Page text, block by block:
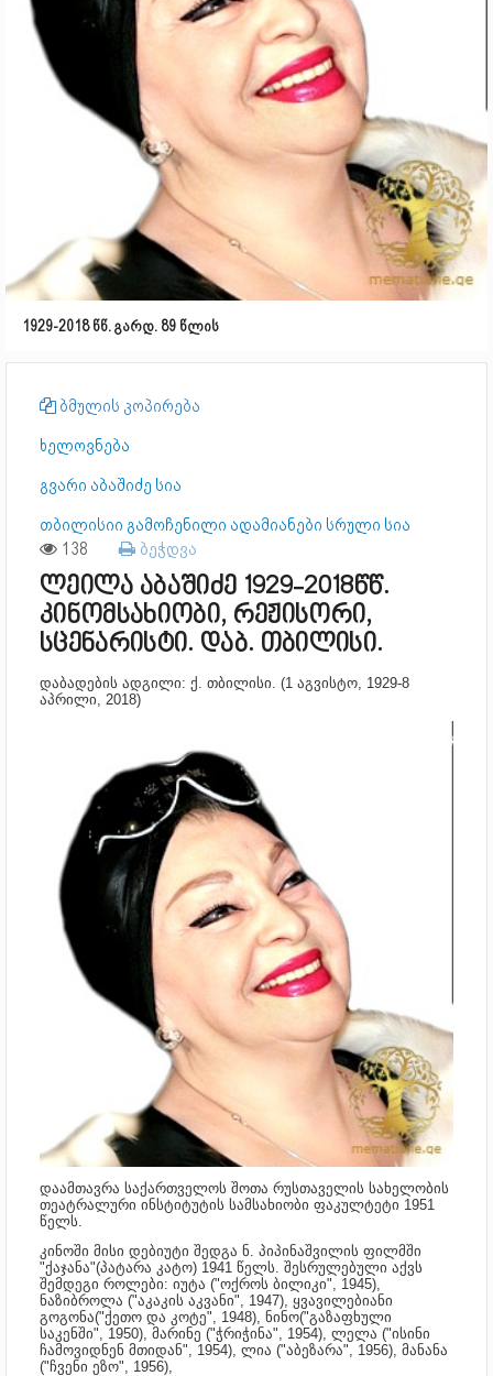
1929-2018 წწ. გარდ. 89 წლის
ბმულის კოპირება
ხელოვნება
გვარი აბაშიძე სია
თბილისიი გამოჩენილი ადამიანები სრული სია
138 ბეჭდვა
ლეილა აბაშიძე 1929-2018წწ.
კინომსახიობი, რეჟისორი,
სცენარისტი. დაბ. თბილისი.
დაბადების ადგილი: ქ. თბილისი. (1 აგვისტო, 1929-8
აპრილი, 2018)
დაამთავრა საქართველოს შოთა რუსთაველის სახელობის
თეატრალური ინსტიტუტის სამსახიობი ფაკულტეტი 1951
წელს.
კინოში მისი დებიუტი შედგა ნ. პიპინაშვილის ფილმში
"ქაჯანა"(პატარა კატო) 1941 წელს. შესრულებული აქვს
შემდეგი როლები: იუტა ("ოქროს ბილიკი", 1945),
ნაზიბროლა ("აკაკის აკვანი", 1947), ყვავილებიანი
გოგონა("ქეთო და კოტე", 1948), ნინო("გაზაფხული
საკენში", 1950), მარინე ("ჭრიჭინა", 1954), ლელა ("ისინი
ჩამოვიდნენ მთიდან", 1954), ლია ("აბეზარა", 1956), მანანა
("ჩვენი ეზო", 1956),